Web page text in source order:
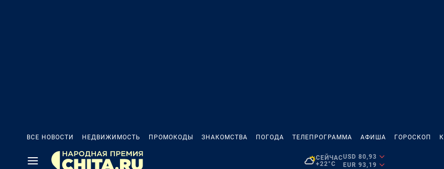
ВСЕ НОВОСТИ НЕДВИЖИМОСТЬ ПРОМОКОДЫ ЗНАКОМСТВА ПОГОДА ТЕЛЕПРОГРАММА АФИША ГОРОСКОП
СЕЙЧАС
+22°C
USD 80,93
EUR 93,19